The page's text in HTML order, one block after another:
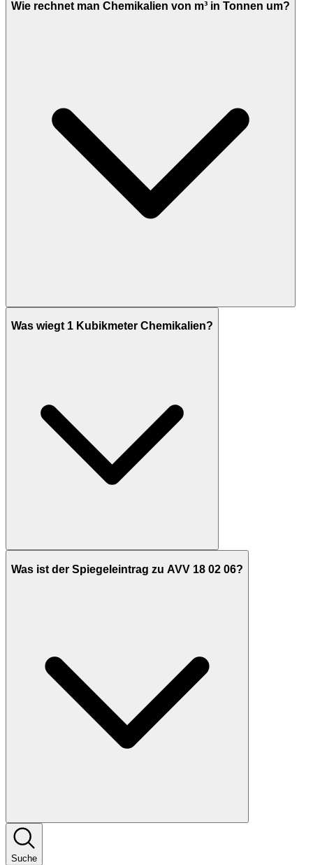
Wie rechnet man Chemikalien von m³ in Tonnen um?
Was wiegt 1 Kubikmeter Chemikalien?
Was ist der Spiegeleintrag zu AVV 18 02 06?
Suche